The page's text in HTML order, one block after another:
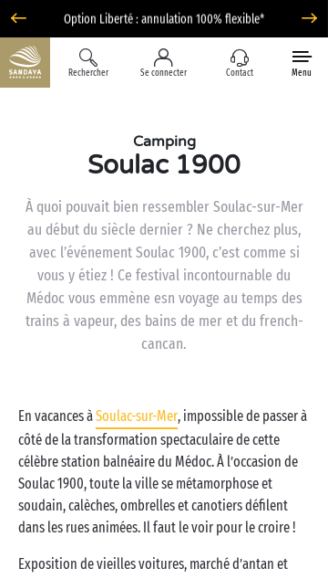
Option Liberté : annulation 100% flexible*
Rechercher Se connecter Contact Menu
Camping
Soulac 1900
À quoi pouvait bien ressembler Soulac-sur-Mer
au début du siècle dernier ? Ne cherchez plus,
avec l’événement Soulac 1900, c’est comme si
vous y étiez ! Ce festival incontournable du
Médoc vous emmène esn voyage au temps des
trains à vapeur, des bains de mer et du french-
cancan.
En vacances àSoulac-sur-Mer, impossible de passer à
côté de la transformation spectaculaire de cette
célèbre station balnéaire du Médoc. À l’occasion de
Soulac 1900, toute la ville se métamorphose et
soudain, calèches, ombrelles et canotiers défilent
dans les rues animées. Il faut le voir pour le croire !
Exposition de vieilles voitures, marché d’antan et